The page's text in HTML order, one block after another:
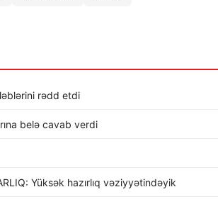
rədd etdi
belə cavab verdi
Yüksək hazırlıq vəziyyətindəyik